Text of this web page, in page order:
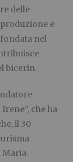
delle
e
nel
bicerin.
che ha
il 30
Maria.